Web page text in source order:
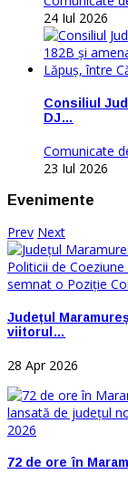
24 Iul 2026
Consiliul
DJ…
Comunicate
23 Iul 2026
Evenimente
Prev Next
Județul
viitorul…
28 Apr 2026
72 de ore în